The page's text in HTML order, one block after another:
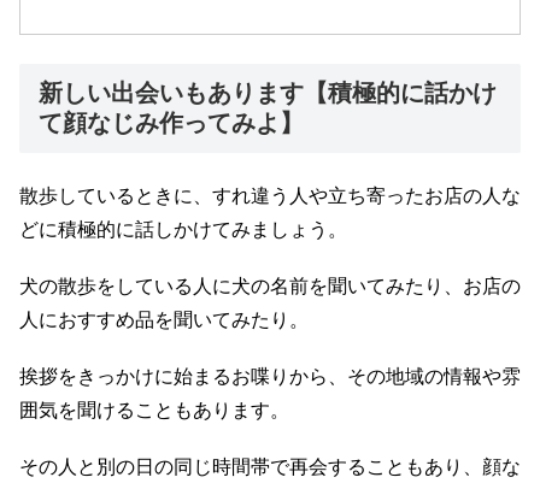
新しい出会いもあります【積極的に話かけ
て顔なじみ作ってみよ】
散歩しているときに、すれ違う人や立ち寄ったお店の人な
どに積極的に話しかけてみましょう。
犬の散歩をしている人に犬の名前を聞いてみたり、お店の
人におすすめ品を聞いてみたり。
挨拶をきっかけに始まるお喋りから、その地域の情報や雰
囲気を聞けることもあります。
その人と別の日の同じ時間帯で再会することもあり、顔な